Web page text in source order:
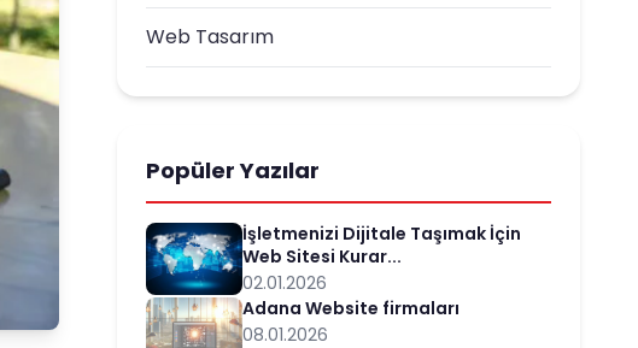
Web Tasarım
Popüler Yazılar
İşletmenizi Dijitale Taşımak İçin
Web Sitesi Kurar...
02.01.2026
Adana Website firmaları
08.01.2026